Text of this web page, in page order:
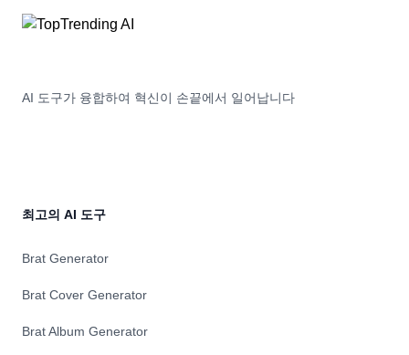
onboard tu proljeto existente e resesbi ajuda a lo larg de tu
bialje de desaroyo.
AI 도구가 융합하여 혁신이 손끝에서 일어납니다
최고의 AI 도구
Brat Generator
Brat Cover Generator
Brat Album Generator